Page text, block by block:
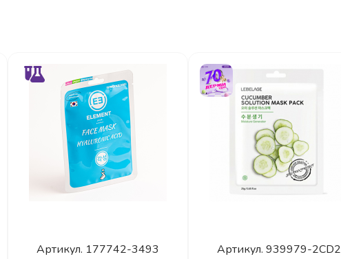
Артикул. 177742-3493 Артикул. 939979-2CD2